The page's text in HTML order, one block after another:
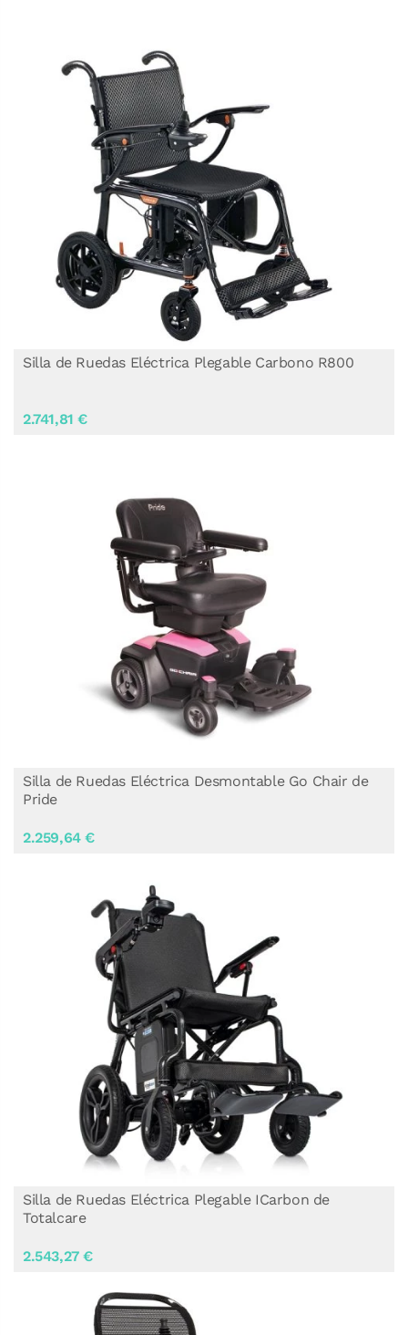
Silla de Ruedas Eléctrica Plegable ICarbon de
Totalcare
2.543,27 €
Silla de Ruedas Eléctrica Desmontable Go Chair de
Pride
2.259,64 €
Silla de Ruedas Eléctrica Plegable Carbono R800
2.741,81 €